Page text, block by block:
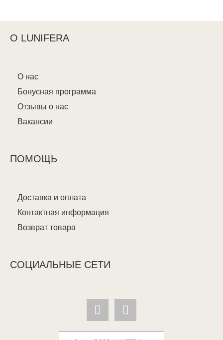
О LUNIFERA
О нас
Бонусная программа
Отзывы о нас
Вакансии
ПОМОЩЬ
Доставка и оплата
Контактная информация
Возврат товара
СОЦИАЛЬНЫЕ СЕТИ